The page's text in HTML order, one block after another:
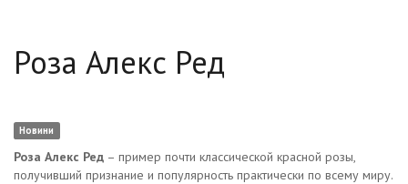
Роза Алекс Ред
Новини
Роза Алекс Ред – пример почти классической красной розы,
получивший признание и популярность практически по всему миру.